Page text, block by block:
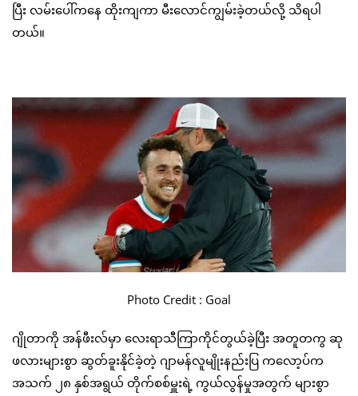
ပြီး လမ်းပေါ်ကနေ ထိုးကျကာ မီးလောင်ကျွမ်းခဲ့တယ်လို့ သိရပါ
တယ်။
Photo Credit : Goal
ဂျိုတာကို အန်ဖီးလ်မှာ လေးရာသီကြာကိုင်တွယ်ခဲ့ပြီး အတူတကွ ဆု
ဖလားများစွာ ဆွတ်ခူးနိုင်ခဲ့တဲ့ ဂျာမန်လူမျိုးနည်းပြ ကလော့ပ်က
အသက် ၂၈ နှစ်အရွယ် တိုက်စစ်မှူးရဲ့ ကွယ်လွန်မှုအတွက် များစွာ